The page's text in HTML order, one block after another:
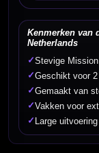
Kenmerken van
Netherlands
✓Stevige
✓Geschikt voor
✓Gemaakt van
✓Vakken voor
✓ Large